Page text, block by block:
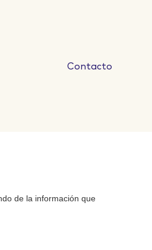
Contacto
de la información que